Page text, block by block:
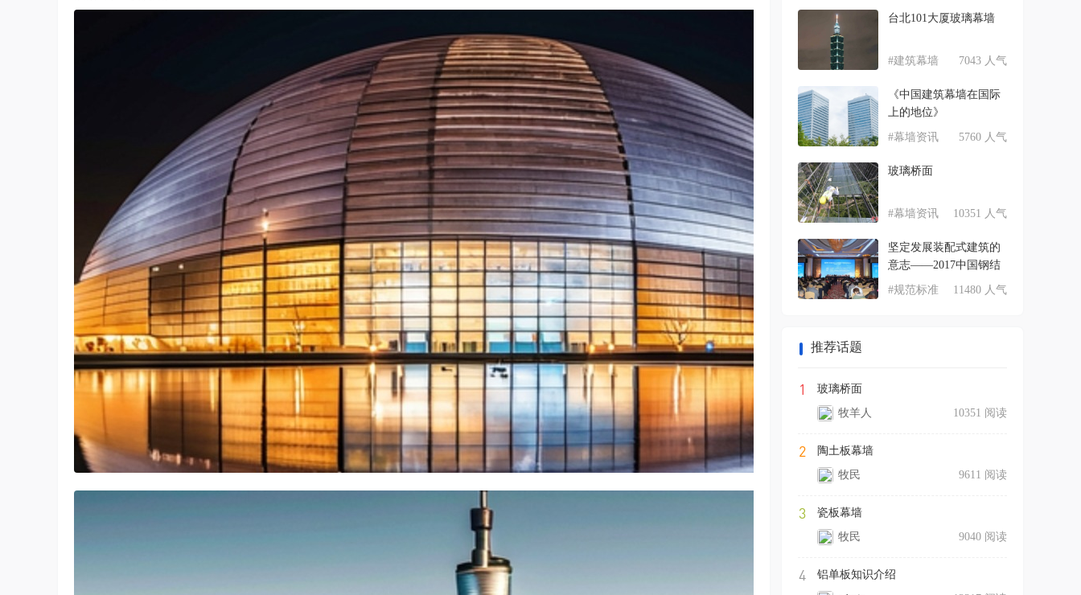
台北101大厦玻璃幕墙
7043 人气
#建筑幕墙
《中国建筑幕墙在国际
上的地位》
5760 人气
#幕墙资讯
玻璃桥面
10351 人气
#幕墙资讯
坚定发展装配式建筑的
意志——2017中国钢结
11480 人气
#规范标准
推荐话题
1
玻璃桥面
10351 阅读
牧羊人
2
陶土板幕墙
9611 阅读
牧民
3
瓷板幕墙
9040 阅读
牧民
4
铝单板知识介绍